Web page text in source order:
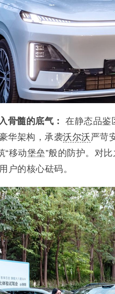
骨髓的底气：
在静态品鉴
华架构，承袭沃尔沃 严苛
“移动堡垒”般的防护。对
户的核心砝码。